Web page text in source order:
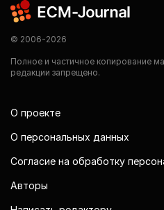
© 2006-2026
Полное и частичное копирование
редакции запрещено.
О проекте
О персональных данных
Согласие на обработку
Авторы